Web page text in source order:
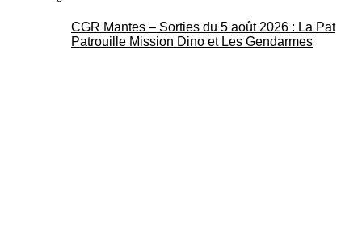
CGR Mantes – Sorties du 5 août 2026 : La Pat
Patrouille Mission Dino et Les Gendarmes